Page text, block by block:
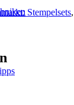
Stempelsets,